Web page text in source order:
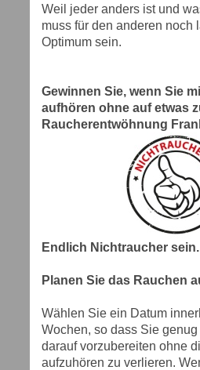
Weil jeder anders ist und
muss für den anderen noch
Optimum sein.
Gewinnen Sie, wenn Sie
aufhören ohne auf etwas
Raucherentwöhnung
Endlich Nichtraucher sein.
Planen Sie das Rauchen
Wählen Sie ein Datum
Wochen, so dass Sie
darauf vorzubereiten ohne
aufzuhören zu verlieren.